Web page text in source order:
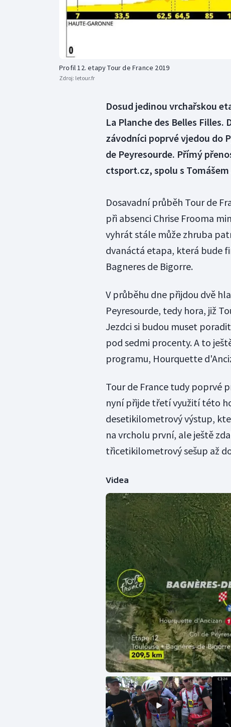
Profil 12. etapy Tour de France 2019
Zdroj: letour.fr
Dosud jedinou vrchařskou
La Planche des Belles Filles.
závodníci poprvé vjedou do
de Peyresourde. Přímý
ctsport.cz, spolu s
Dosavadní průběh Tour de
při absenci Chrise Frooma
vyhrát stále může zhruba
dvanáctá etapa, která bude
Bagneres de Bigorre.
V průběhu dne přijdou dvě
Peyresourde, tedy hora, již
Jezdci si budou muset
pod sedmi procenty. A to
programu, Hourquette
Tour de France tudy poprvé
nyní přijde třetí využití této
desetikilometrový výstup,
na vrcholu první, ale ještě
třicetikilometrový sešup až
Videa